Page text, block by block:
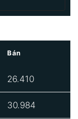
Bán
26.410
30.984